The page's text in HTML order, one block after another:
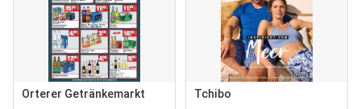
Orterer Getränkemarkt Tchibo